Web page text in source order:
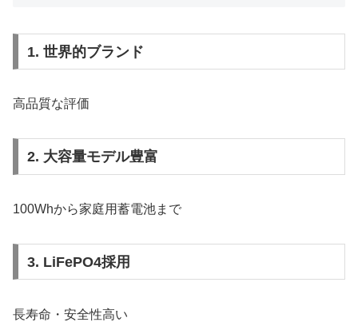
1. 世界的ブランド
高品質な評価
2. 大容量モデル豊富
100Whから家庭用蓄電池まで
3. LiFePO4採用
長寿命・安全性高い